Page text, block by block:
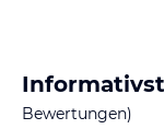
Bewertungen)